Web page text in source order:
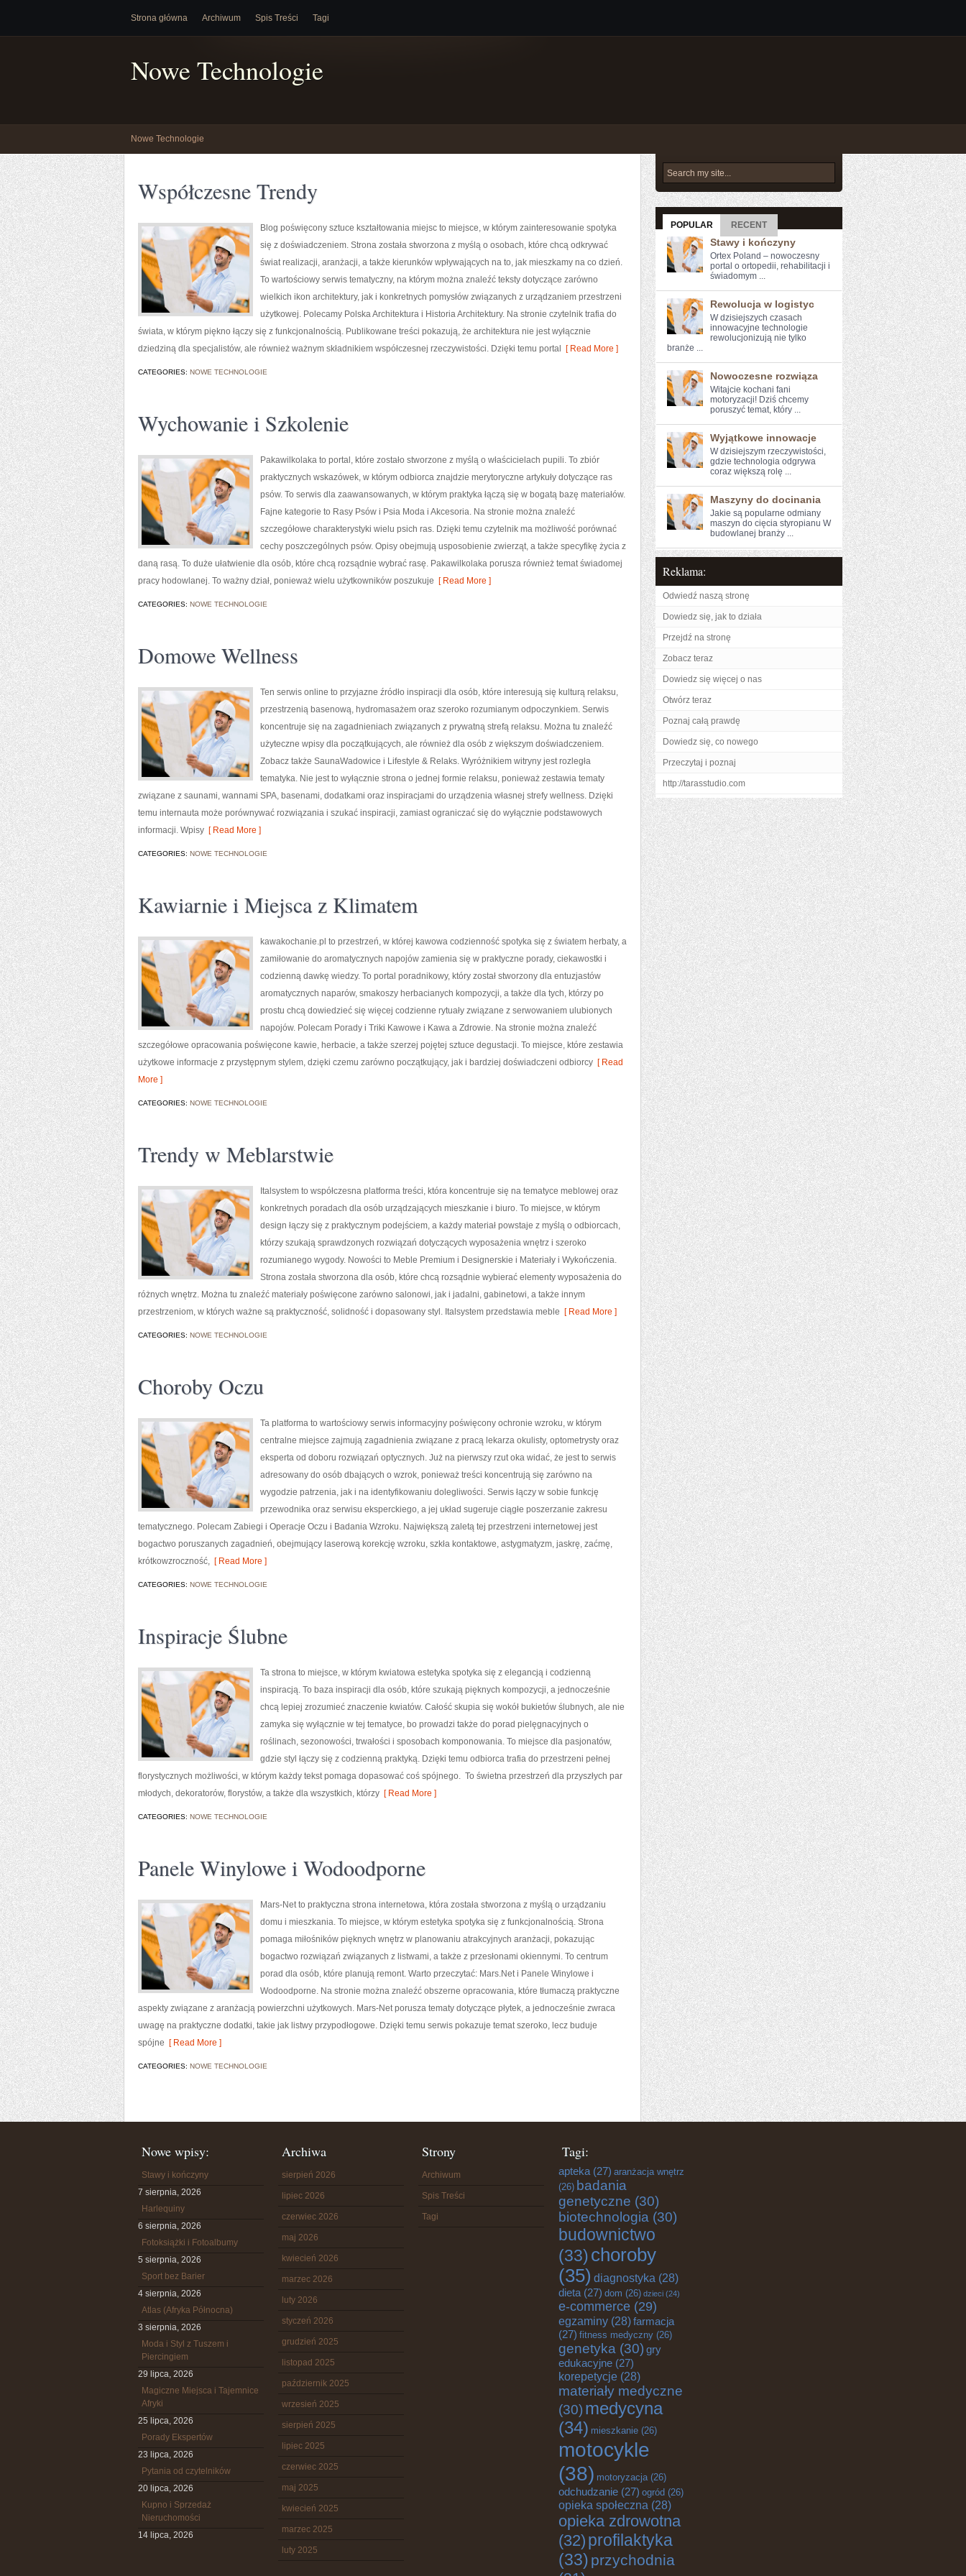
Strona główna Archiwum Spis Treści Tagi
Nowe Technologie
Nowe Technologie
Współczesne Trendy
Blog poświęcony sztuce kształtowania miejsc to miejsce, w którym zainteresowanie spotyka
się z doświadczeniem. Strona została stworzona z myślą o osobach, które chcą odkrywać
świat realizacji, aranżacji, a także kierunków wpływających na to, jak mieszkamy na co dzień.
To wartościowy serwis tematyczny, na którym można znaleźć teksty dotyczące zarówno
wielkich ikon architektury, jak i konkretnych pomysłów związanych z urządzaniem przestrzeni
użytkowej. Polecamy Polska Architektura i Historia Architektury. Na stronie czytelnik trafia do
świata, w którym piękno łączy się z funkcjonalnością. Publikowane treści pokazują, że architektura nie jest wyłącznie
dziedziną dla specjalistów, ale również ważnym składnikiem współczesnej rzeczywistości. Dzięki temu portal
[ Read More ]
CATEGORIES: NOWE TECHNOLOGIE
Wychowanie i Szkolenie
Pakawilkolaka to portal, które zostało stworzone z myślą o właścicielach pupili. To zbiór
praktycznych wskazówek, w którym odbiorca znajdzie merytoryczne artykuły dotyczące ras
psów. To serwis dla zaawansowanych, w którym praktyka łączą się w bogatą bazę materiałów.
Fajne kategorie to Rasy Psów i Psia Moda i Akcesoria. Na stronie można znaleźć
szczegółowe charakterystyki wielu psich ras. Dzięki temu czytelnik ma możliwość porównać
cechy poszczególnych psów. Opisy obejmują usposobienie zwierząt, a także specyfikę życia z
daną rasą. To duże ułatwienie dla osób, które chcą rozsądnie wybrać rasę. Pakawilkolaka porusza również temat świadomej
pracy hodowlanej. To ważny dział, ponieważ wielu użytkowników poszukuje [ Read More ]
CATEGORIES: NOWE TECHNOLOGIE
Domowe Wellness
Ten serwis online to przyjazne źródło inspiracji dla osób, które interesują się kulturą relaksu,
przestrzenią basenową, hydromasażem oraz szeroko rozumianym odpoczynkiem. Serwis
koncentruje się na zagadnieniach związanych z prywatną strefą relaksu. Można tu znaleźć
użyteczne wpisy dla początkujących, ale również dla osób z większym doświadczeniem.
Zobacz także SaunaWadowice i Lifestyle & Relaks. Wyróżnikiem witryny jest rozległa
tematyka. Nie jest to wyłącznie strona o jednej formie relaksu, ponieważ zestawia tematy
związane z saunami, wannami SPA, basenami, dodatkami oraz inspiracjami do urządzenia własnej strefy wellness. Dzięki
temu internauta może porównywać rozwiązania i szukać inspiracji, zamiast ograniczać się do wyłącznie podstawowych
informacji. Wpisy [ Read More ]
CATEGORIES: NOWE TECHNOLOGIE
Kawiarnie i Miejsca z Klimatem
kawakochanie.pl to przestrzeń, w której kawowa codzienność spotyka się z światem herbaty, a
zamiłowanie do aromatycznych napojów zamienia się w praktyczne porady, ciekawostki i
codzienną dawkę wiedzy. To portal poradnikowy, który został stworzony dla entuzjastów
aromatycznych naparów, smakoszy herbacianych kompozycji, a także dla tych, którzy po
prostu chcą dowiedzieć się więcej codzienne rytuały związane z serwowaniem ulubionych
napojów. Polecam Porady i Triki Kawowe i Kawa a Zdrowie. Na stronie można znaleźć
szczegółowe opracowania poświęcone kawie, herbacie, a także szerzej pojętej sztuce degustacji. To miejsce, które zestawia
użytkowe informacje z przystępnym stylem, dzięki czemu zarówno początkujący, jak i bardziej doświadczeni odbiorcy [ Read
More ]
CATEGORIES: NOWE TECHNOLOGIE
Trendy w Meblarstwie
Italsystem to współczesna platforma treści, która koncentruje się na tematyce meblowej oraz
konkretnych poradach dla osób urządzających mieszkanie i biuro. To miejsce, w którym
design łączy się z praktycznym podejściem, a każdy materiał powstaje z myślą o odbiorcach,
którzy szukają sprawdzonych rozwiązań dotyczących wyposażenia wnętrz i szeroko
rozumianego wygody. Nowości to Meble Premium i Designerskie i Materiały i Wykończenia.
Strona została stworzona dla osób, które chcą rozsądnie wybierać elementy wyposażenia do
różnych wnętrz. Można tu znaleźć materiały poświęcone zarówno salonowi, jak i jadalni, gabinetowi, a także innym
przestrzeniom, w których ważne są praktyczność, solidność i dopasowany styl. Italsystem przedstawia meble [ Read More ]
CATEGORIES: NOWE TECHNOLOGIE
Choroby Oczu
Ta platforma to wartościowy serwis informacyjny poświęcony ochronie wzroku, w którym
centralne miejsce zajmują zagadnienia związane z pracą lekarza okulisty, optometrysty oraz
eksperta od doboru rozwiązań optycznych. Już na pierwszy rzut oka widać, że jest to serwis
adresowany do osób dbających o wzrok, ponieważ treści koncentrują się zarówno na
wygodzie patrzenia, jak i na identyfikowaniu dolegliwości. Serwis łączy w sobie funkcję
przewodnika oraz serwisu eksperckiego, a jej układ sugeruje ciągłe poszerzanie zakresu
tematycznego. Polecam Zabiegi i Operacje Oczu i Badania Wzroku. Największą zaletą tej przestrzeni internetowej jest
bogactwo poruszanych zagadnień, obejmujący laserową korekcję wzroku, szkła kontaktowe, astygmatyzm, jaskrę, zaćmę,
krótkowzroczność, [ Read More ]
CATEGORIES: NOWE TECHNOLOGIE
Inspiracje Ślubne
Ta strona to miejsce, w którym kwiatowa estetyka spotyka się z elegancją i codzienną
inspiracją. To baza inspiracji dla osób, które szukają pięknych kompozycji, a jednocześnie
chcą lepiej zrozumieć znaczenie kwiatów. Całość skupia się wokół bukietów ślubnych, ale nie
zamyka się wyłącznie w tej tematyce, bo prowadzi także do porad pielęgnacyjnych o
roślinach, sezonowości, trwałości i sposobach komponowania. To miejsce dla pasjonatów,
gdzie styl łączy się z codzienną praktyką. Dzięki temu odbiorca trafia do przestrzeni pełnej
florystycznych możliwości, w którym każdy tekst pomaga dopasować coś spójnego. To świetna przestrzeń dla przyszłych par
młodych, dekoratorów, florystów, a także dla wszystkich, którzy [ Read More ]
CATEGORIES: NOWE TECHNOLOGIE
Panele Winylowe i Wodoodporne
Mars-Net to praktyczna strona internetowa, która została stworzona z myślą o urządzaniu
domu i mieszkania. To miejsce, w którym estetyka spotyka się z funkcjonalnością. Strona
pomaga miłośników pięknych wnętrz w planowaniu atrakcyjnych aranżacji, pokazując
bogactwo rozwiązań związanych z listwami, a także z przesłonami okiennymi. To centrum
porad dla osób, które planują remont. Warto przeczytać: Mars.Net i Panele Winylowe i
Wodoodporne. Na stronie można znaleźć obszerne opracowania, które tłumaczą praktyczne
aspekty związane z aranżacją powierzchni użytkowych. Mars-Net porusza tematy dotyczące płytek, a jednocześnie zwraca
uwagę na praktyczne dodatki, takie jak listwy przypodłogowe. Dzięki temu serwis pokazuje temat szeroko, lecz buduje
spójne [ Read More ]
CATEGORIES: NOWE TECHNOLOGIE
POPULAR RECENT
Stawy i kończyny
Ortex Poland – nowoczesny
portal o ortopedii, rehabilitacji i
świadomym ...
Rewolucja w logistyc
W dzisiejszych czasach
innowacyjne technologie⁢
rewolucjonizują ⁢nie tylko‍
branże‌ ...
Nowoczesne rozwiąza
Witajcie kochani fani ​
motoryzacji! ⁢Dziś chcemy
poruszyć temat, który ...
Wyjątkowe innowacje
W dzisiejszym rzeczywistości,⁤
gdzie⁣ technologia odgrywa
coraz większą rolę ...
Maszyny do docinania
Jakie są popularne odmiany
maszyn do cięcia styropianu W
budowlanej branży ...
Reklama:
Odwiedź naszą stronę
Dowiedz się, jak to działa
Przejdź na stronę
Zobacz teraz
Dowiedz się więcej o nas
Otwórz teraz
Poznaj całą prawdę
Dowiedz się, co nowego
Przeczytaj i poznaj
http://tarasstudio.com
Nowe wpisy:
Stawy i kończyny
7 sierpnia, 2026
Harlequiny
6 sierpnia, 2026
Fotoksiążki i Fotoalbumy
5 sierpnia, 2026
Sport bez Barier
4 sierpnia, 2026
Atlas (Afryka Północna)
3 sierpnia, 2026
Moda i Styl z Tuszem i
Piercingiem
29 lipca, 2026
Magiczne Miejsca i Tajemnice
Afryki
25 lipca, 2026
Porady Ekspertów
23 lipca, 2026
Pytania od czytelników
20 lipca, 2026
Kupno i Sprzedaż
Nieruchomości
14 lipca, 2026
Archiwa
sierpień 2026
lipiec 2026
czerwiec 2026
maj 2026
kwiecień 2026
marzec 2026
luty 2026
styczeń 2026
grudzień 2025
listopad 2025
październik 2025
wrzesień 2025
sierpień 2025
lipiec 2025
czerwiec 2025
maj 2025
kwiecień 2025
marzec 2025
luty 2025
Strony
Archiwum
Spis Treści
Tagi
Tagi:
apteka (27) aranżacja wnętrz
(26) badania
genetyczne (30)
biotechnologia (30)
budownictwo
(33)choroby
(35) diagnostyka (28)
dieta (27) dom (26) dzieci (24)
e-commerce (29)
egzaminy (28)farmacja
(27) fitness medyczny (26)
genetyka (30) gry
edukacyjne (27)
korepetycje (28)
materiały medyczne
(30) medycyna
(34) mieszkanie (26)
motocykle
(38) motoryzacja(26)
odchudzanie (27) ogród (26)
opieka społeczna (28)
opieka zdrowotna
(32) profilaktyka
(33) przychodnia